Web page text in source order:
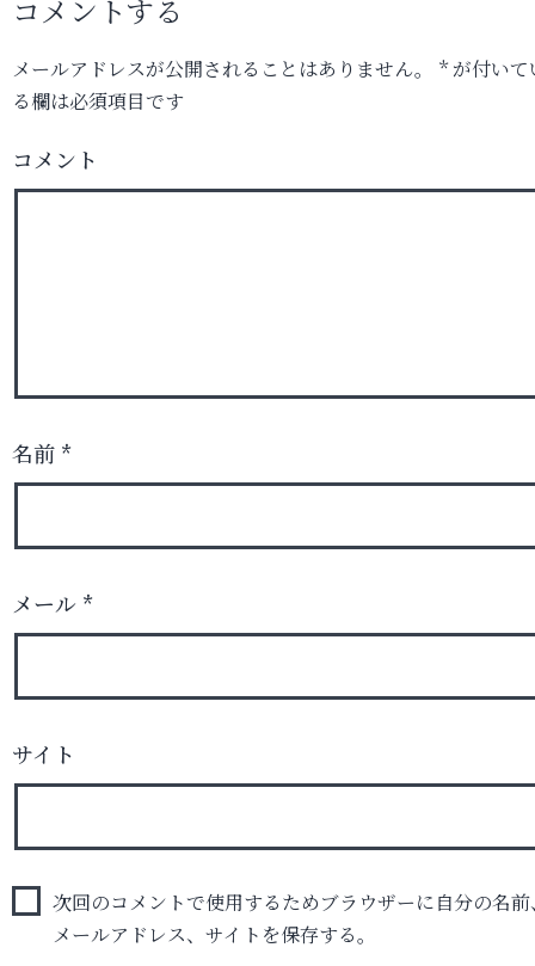
コメントする
メールアドレスが公開されることはありません。 *が付いて
る欄は必須項目です
コメント
名前 *
メール *
サイト
次回のコメントで使用するためブラウザーに自分の名前
メールアドレス、サイトを保存する。